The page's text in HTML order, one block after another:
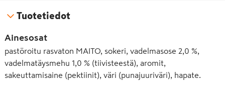
Tuotetiedot
Ainesosat
pastöroitu rasvaton MAITO, sokeri, vadelmasose 2,0 %,
vadelmatäysmehu 1,0 % (tiivisteestä), aromit,
sakeuttamisaine (pektiinit), väri (punajuuriväri), hapate.